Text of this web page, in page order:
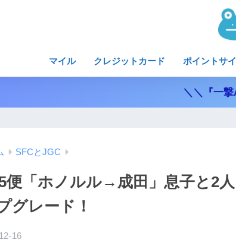
マイル クレジットカード ポイントサ
＼＼『一
SFCとJGC
便「ホノルル→成田」息子と2
グレード！
16